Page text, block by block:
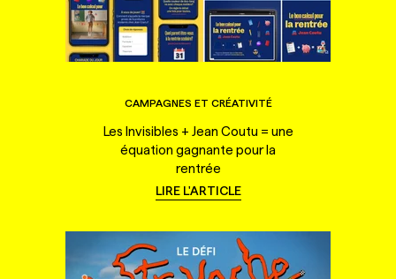
CAMPAGNES ET CRÉATIVITÉ
Les Invisibles + Jean Coutu = une
équation gagnante pour la
rentrée
LIRE L'ARTICLE